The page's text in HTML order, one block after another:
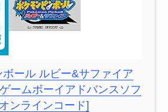
ール ルビー&サファイア
ームボーイアドバンスソフ
ンラインコード]